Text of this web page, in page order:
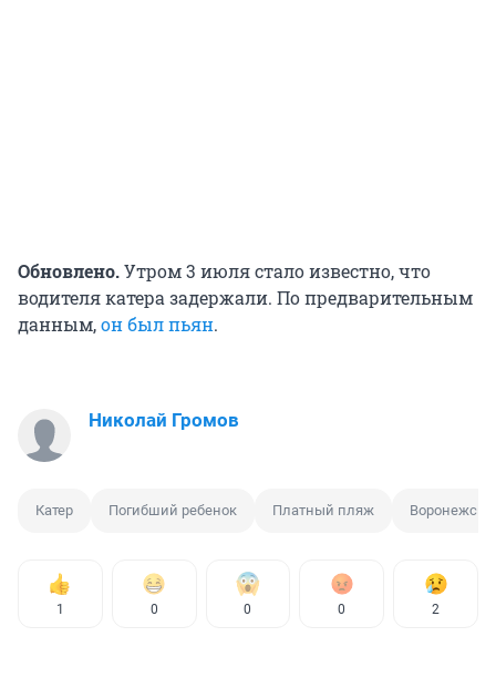
Обновлено.Утром 3 июля стало известно, что
водителя катера задержали. По предварительным
данным,он был пьян.
Николай Громов
Катер Погибший ребенок Платный пляж
1 0 0 0 2